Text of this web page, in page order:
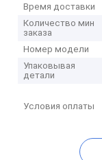
Время доставки
Количество мин
заказа
Номер модели
Упаковывая
детали
Условия оплаты